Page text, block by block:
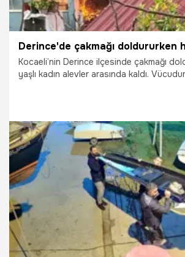
Kocaeli’nin Derince ilçesinde çakmağı
yaşlı kadın alevler arasında kaldı.
18.12.2025 Derince